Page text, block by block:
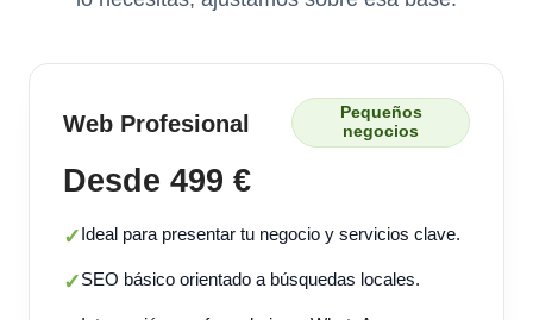
Web Profesional
Pequeños
negocios
Desde 499 €
✓Ideal para presentar tu negocio y servicios clave.
✓SEO básico orientado a búsquedas locales.